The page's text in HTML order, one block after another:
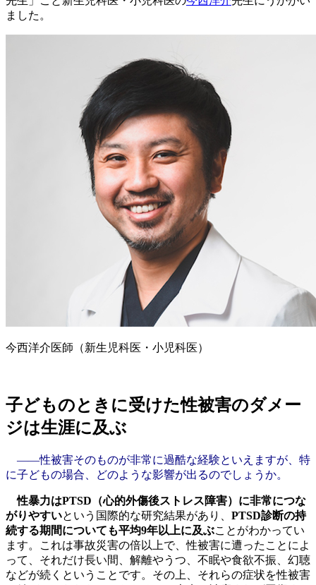
ました。
今西洋介医師（新生児科医・小児科医）
子どものときに受けた性被害のダメー
ジは生涯に及ぶ
――性被害そのものが非常に過酷な経験といえますが、特
に子どもの場合、どのような影響が出るのでしょうか。
性暴力はPTSD（心的外傷後ストレス障害）に非常につな
がりやすいという国際的な研究結果があり、 PTSD診断の持
続する期間についても平均9年以上に及ぶことがわかってい
ます。これは事故災害の倍以上で、性被害に遭ったことによ
って、それだけ長い間、解離やうつ、不眠や食欲不振、幻聴
などが続くということです。その上、それらの症状を性被害